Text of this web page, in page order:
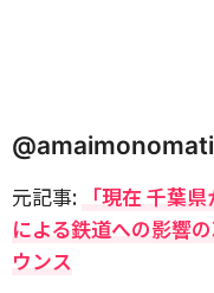
元記事: 「現在 千葉
による鉄道への影響
ウンス